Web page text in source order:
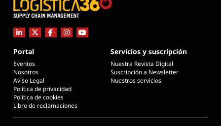
Portal
Eventos
Nosotros
Aviso Legal
Política de privacidad
Política de cookies
Libro de reclamaciones
Servicios y suscripción
Nuestra Revista Digital
Suscripción a Newsletter
Nuestros servicios